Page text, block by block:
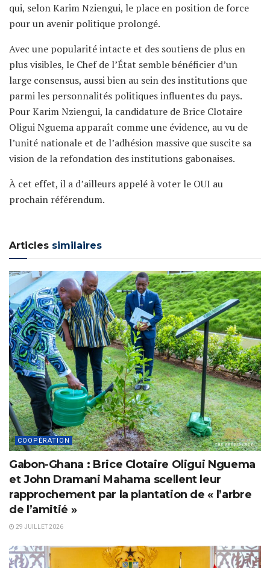
qui, selon Karim Nziengui, le place en position de force
pour un avenir politique prolongé.
Avec une popularité intacte et des soutiens de plus en
plus visibles, le Chef de l’État semble bénéficier d’un
large consensus, aussi bien au sein des institutions que
parmi les personnalités politiques influentes du pays.
Pour Karim Nziengui, la candidature de Brice Clotaire
Oligui Nguema apparaît comme une évidence, au vu de
l’unité nationale et de l’adhésion massive que suscite sa
vision de la refondation des institutions gabonaises.
À cet effet, il a d’ailleurs appelé à voter le OUI au
prochain référendum.
Articles similaires
COOPÉRATION
Gabon-Ghana : Brice Clotaire Oligui Nguema
et John Dramani Mahama scellent leur
rapprochement par la plantation de « l’arbre
de l’amitié »
29 JUILLET 2026